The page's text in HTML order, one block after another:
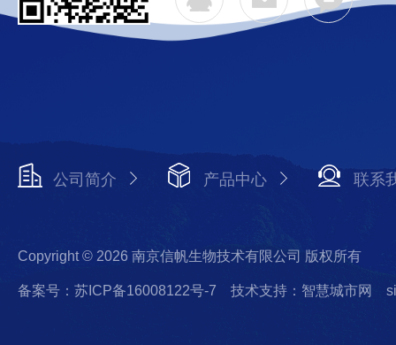
公司简介 产品中心 联系
Copyright © 2026 南京信帆生物技术有限公司 版权所有
备案号：苏ICP备16008122号-7 技术支持：智慧城市网